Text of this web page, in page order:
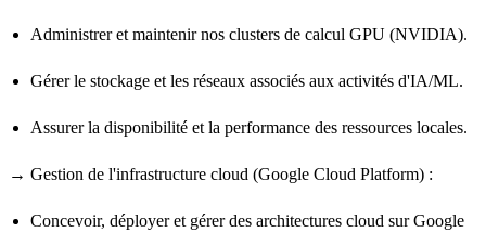
Administrer et maintenir nos clusters de calcul GPU (NVIDIA).
Gérer le stockage et les réseaux associés aux activités d'IA/ML.
Assurer la disponibilité et la performance des ressources locales.
→ Gestion de l'infrastructure cloud (Google Cloud Platform) :
Concevoir, déployer et gérer des architectures cloud sur Google